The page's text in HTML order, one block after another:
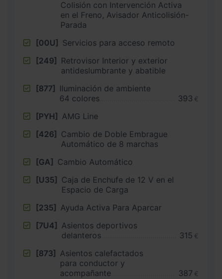
Colisión con Intervención Activa
en el Freno, Avisador Anticolisión-
Parada
[00U] Servicios para acceso remoto
[249] Retrovisor Interior y exterior
antideslumbrante y abatible
[877] Iluminación de ambiente
64 colores
393 €
[PYH] AMG Line
[426] Cambio de Doble Embrague
Automático de 8 marchas
[GA] Cambio Automático
[U35] Caja de Enchufe de 12 V en el
Espacio de Carga
[235] Ayuda Activa Para Aparcar
[7U4] Asientos deportivos
delanteros
315 €
[873] Asientos calefactados
para conductor y
acompañante
387 €